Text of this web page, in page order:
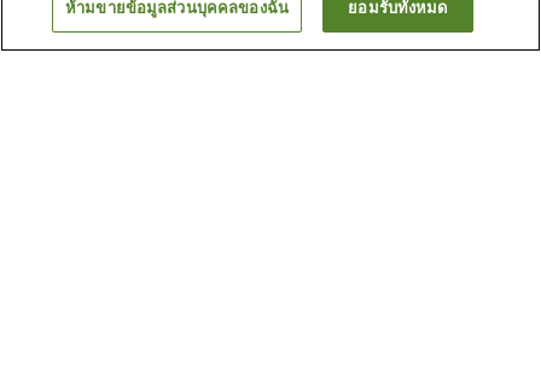
ย้อนกลับ
ห้ามขายข้อมูลส่วนบุคคลของฉัน ยอมรับทั้งหมด